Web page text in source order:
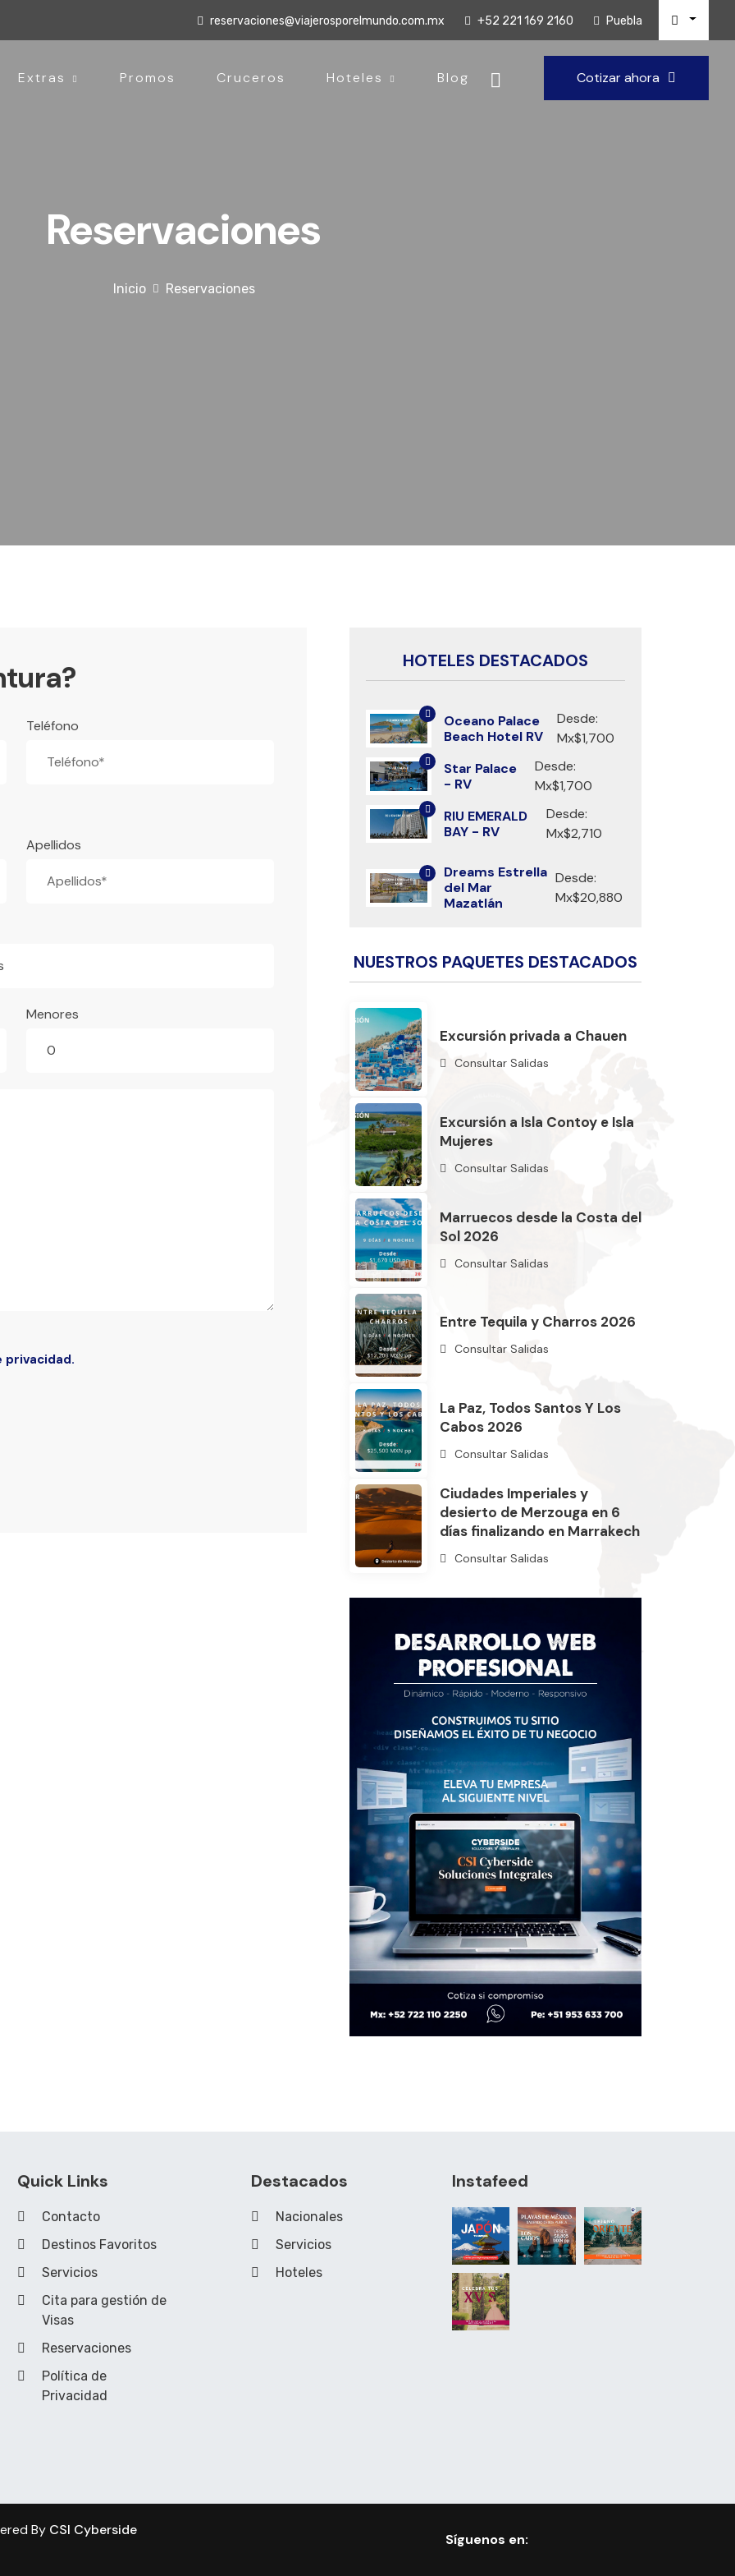
reservaciones@viajerosporelmundo.com.mx +52 221 169 2160 Puebla
Buscar
Extras Promos Cruceros Hoteles Blog Cotizar ahora
Reservaciones
Inicio Reservaciones
Teléfono
Apellidos
Menores
privacidad.
HOTELES DESTACADOS
Oceano Palace
Beach Hotel RV
Desde:
Mx$1,700
Star Palace
- RV
Desde:
Mx$1,700
RIU EMERALD
BAY - RV
Desde:
Mx$2,710
Dreams Estrella
del Mar
Mazatlán
Desde:
Mx$20,880
NUESTROS PAQUETES DESTACADOS
Excursión privada a Chauen
Consultar Salidas
Excursión a Isla Contoy e Isla
Mujeres
Consultar Salidas
Marruecos desde la Costa del
Sol 2026
Consultar Salidas
Entre Tequila y Charros 2026
Consultar Salidas
La Paz, Todos Santos Y Los
Cabos 2026
Consultar Salidas
Ciudades Imperiales y
desierto de Merzouga en 6
días finalizando en Marrakech
Consultar Salidas
Quick Links
Contacto
Destinos Favoritos
Servicios
Cita para gestión de
Visas
Reservaciones
Política de
Privacidad
Destacados
Nacionales
Servicios
Hoteles
Instafeed
By CSI Cyberside
Síguenos en: